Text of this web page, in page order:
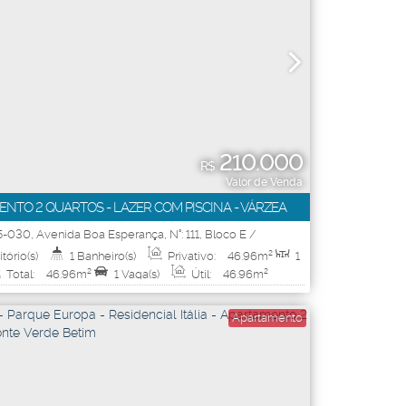
R$210.000
Valor de Venda
2 QUARTOS - LAZER COM PISCINA - VÁRZEA
030,Avenida Boa Esperança, N°: 111, Bloco E /
1004
Várzea Minas Gerais
1 Banheiro(s) Privativo: 46.96m²
1
Total: 46.96m² 1 Vaga(s) Útil: 46.96m²
Apartamento